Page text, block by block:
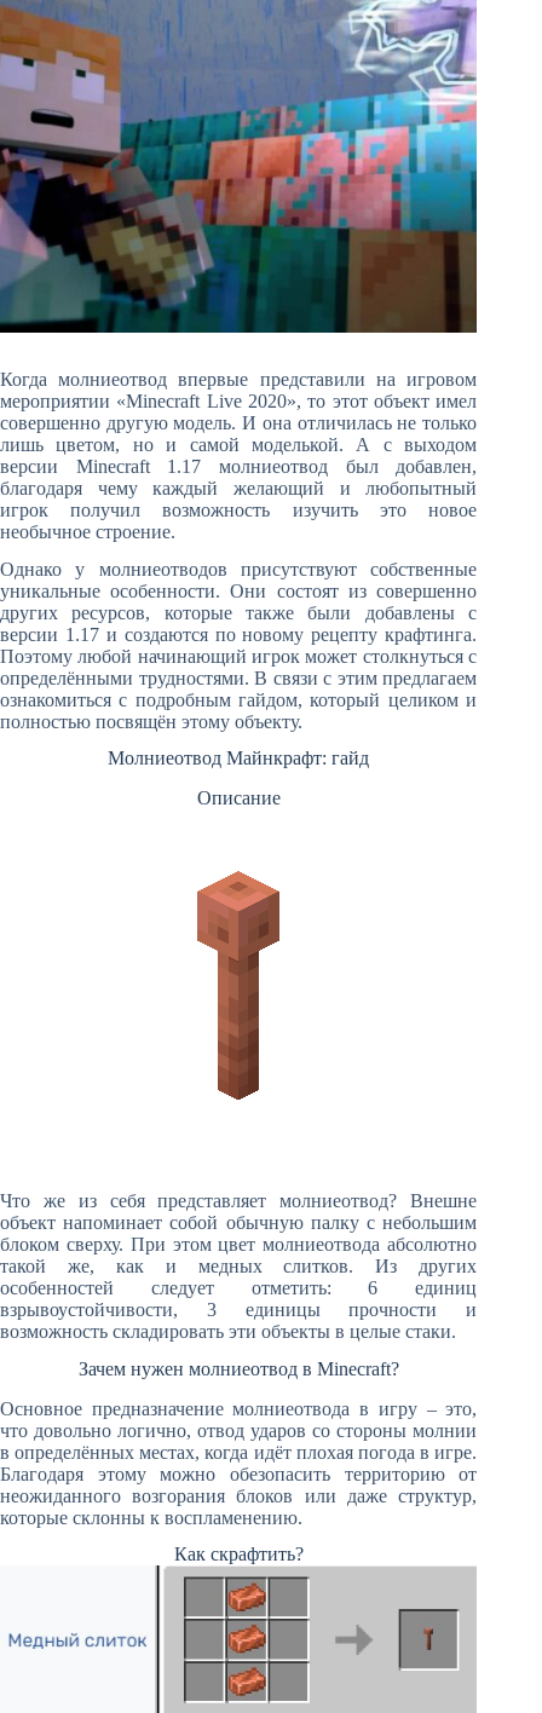
Когда молниеотвод впервые представили на игровом
мероприятии «Minecraft Live 2020», то этот объект имел
совершенно другую модель. И она отличилась не только
лишь цветом, но и самой моделькой. А с выходом
версии Minecraft 1.17 молниеотвод был добавлен,
благодаря чему каждый желающий и любопытный
игрок получил возможность изучить это новое
необычное строение.
Однако у молниеотводов присутствуют собственные
уникальные особенности. Они состоят из совершенно
других ресурсов, которые также были добавлены с
версии 1.17 и создаются по новому рецепту крафтинга.
Поэтому любой начинающий игрок может столкнуться с
определёнными трудностями. В связи с этим предлагаем
ознакомиться с подробным гайдом, который целиком и
полностью посвящён этому объекту.
Молниеотвод Майнкрафт: гайд
Описание
Что же из себя представляет молниеотвод? Внешне
объект напоминает собой обычную палку с небольшим
блоком сверху. При этом цвет молниеотвода абсолютно
такой же, как и медных слитков. Из других
особенностей следует отметить: 6 единиц
взрывоустойчивости, 3 единицы прочности и
возможность складировать эти объекты в целые стаки.
Зачем нужен молниеотвод в Minecraft?
Основное предназначение молниеотвода в игру – это,
что довольно логично, отвод ударов со стороны молнии
в определённых местах, когда идёт плохая погода в игре.
Благодаря этому можно обезопасить территорию от
неожиданного возгорания блоков или даже структур,
которые склонны к воспламенению.
Как скрафтить?